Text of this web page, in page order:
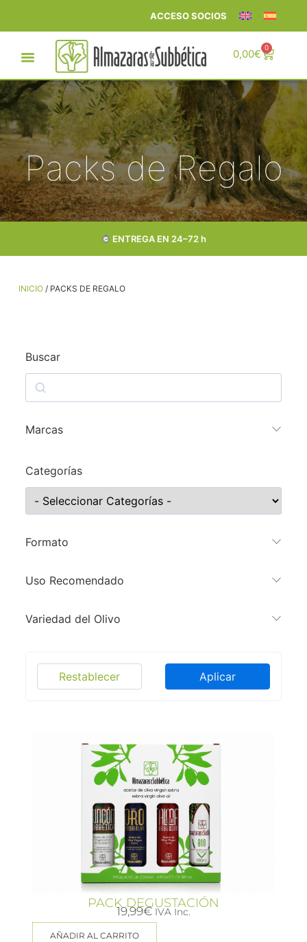
ACCESO SOCIOS
0,00€ 0
Packs de Regalo
ENTREGA EN 24–72 h
INICIO/ PACKS DE REGALO
Buscar
Marcas
Categorías
Formato
Uso Recomendado
Variedad del Olivo
Aplicar
Restablecer
PACK DEGUSTACIÓN
19,99€ IVA Inc.
AÑADIR AL CARRITO